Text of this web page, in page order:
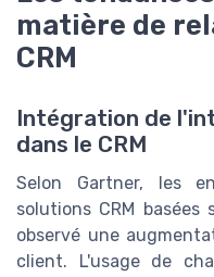
matière de
CRM
Intégration de
dans le CRM
Selon Gartner, les
solutions CRM
observé une
client. L'usage de